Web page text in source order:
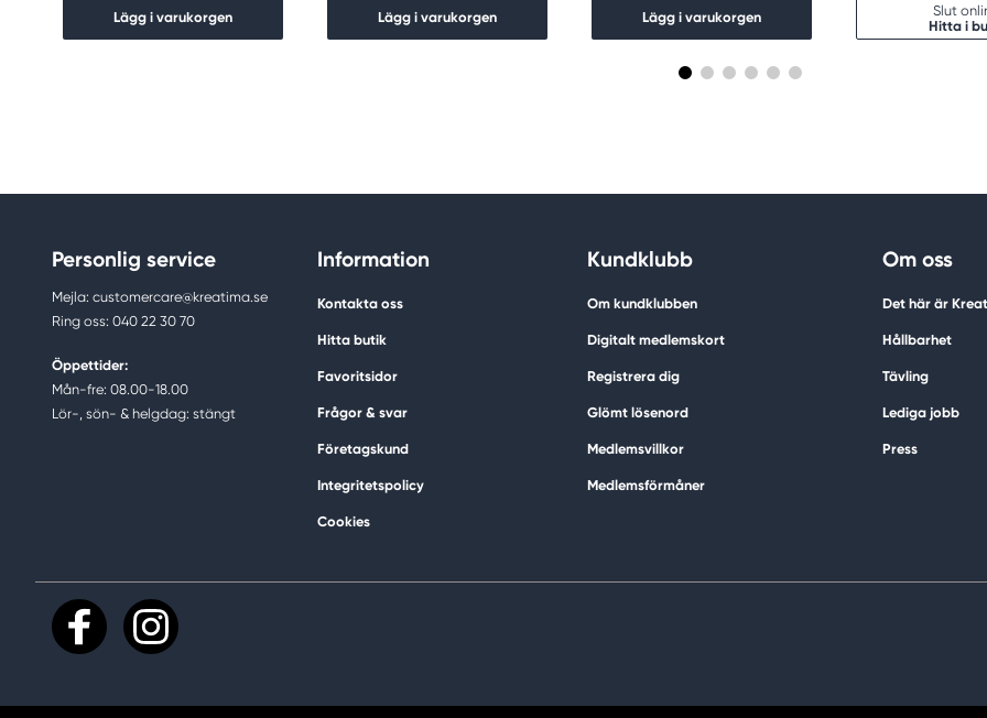
Lägg i varukorgen Lägg i varukorgen Lägg i varukorgen
Slut
Hitta i
Personlig service
Mejla: customercare@kreatima.se
Ring oss: 040 22 30 70
Öppettider:
Mån-fre: 08.00-18.00
Lör-, sön- & helgdag: stängt
Information
Kontakta oss
Hitta butik
Favoritsidor
Frågor & svar
Företagskund
Integritetspolicy
Cookies
Kundklubb
Om kundklubben
Digitalt medlemskort
Registrera dig
Glömt lösenord
Medlemsvillkor
Medlemsförmåner
Om oss
Det här är
Hållbarhet
Tävling
Lediga jobb
Press